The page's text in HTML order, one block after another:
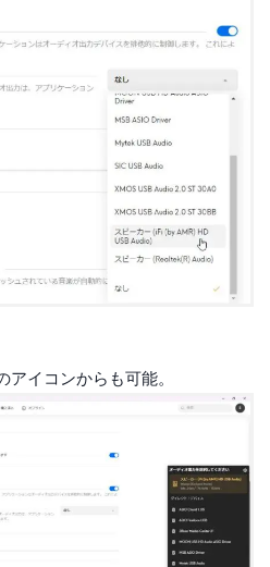
イコンからも可能。